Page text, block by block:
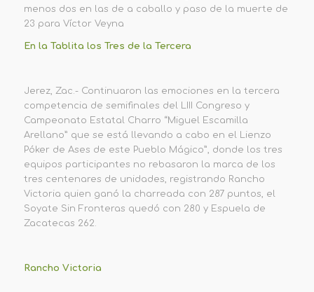
menos dos en las de a caballo y paso de la muerte de
23 para Víctor Veyna
En la Tablita los Tres de la Tercera
Jerez, Zac.- Continuaron las emociones en la tercera
competencia de semifinales del LIII Congreso y
Campeonato Estatal Charro “Miguel Escamilla
Arellano” que se está llevando a cabo en el Lienzo
Póker de Ases de este Pueblo Mágico”, donde los tres
equipos participantes no rebasaron la marca de los
tres centenares de unidades, registrando Rancho
Victoria quien ganó la charreada con 287 puntos, el
Soyate Sin Fronteras quedó con 280 y Espuela de
Zacatecas 262.
Rancho Victoria